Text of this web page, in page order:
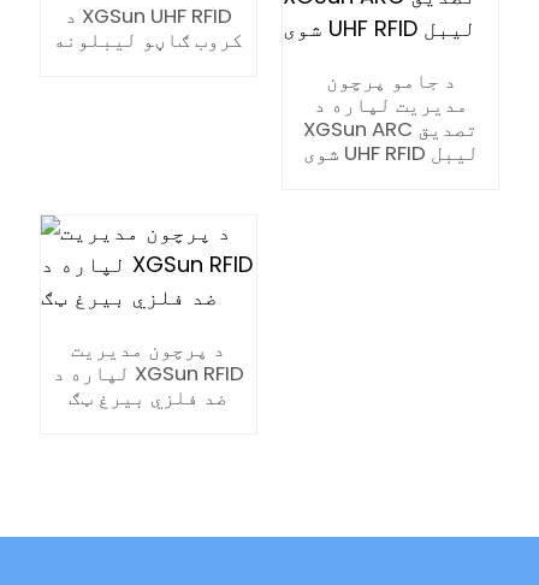
د XGSun UHF RFID
کروب ګاڼو لیبلونه
د جامو پرچون
مدیریت لپاره د
XGSun ARC تصدیق
شوی UHF RFID لیبل
د پرچون مدیریت
لپاره د XGSun RFID
ضد فلزي بیرغ ټګ